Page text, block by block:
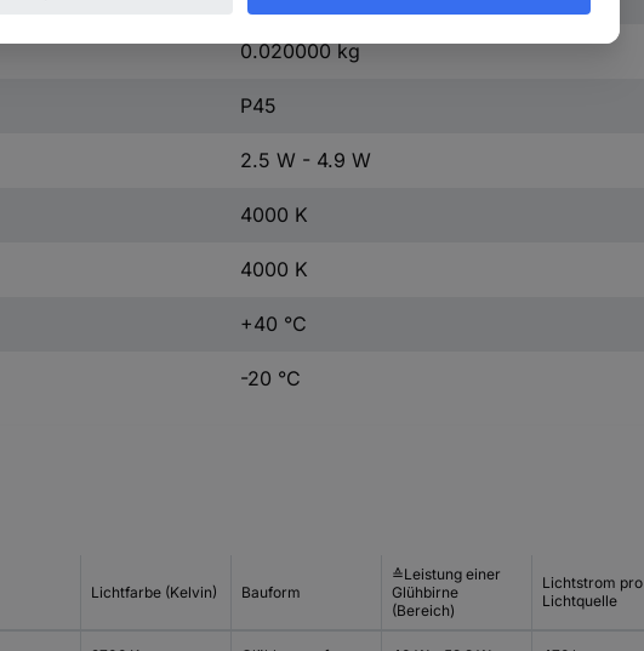
0.020000 kg
P45
2.5 W - 4.9 W
4000 K
4000 K
+40 °C
-20 °C
Lichtfarbe (Kelvin) Bauform
≙Leistung einer
Glühbirne
(Bereich)
Lichtstrom pro
Lichtquelle